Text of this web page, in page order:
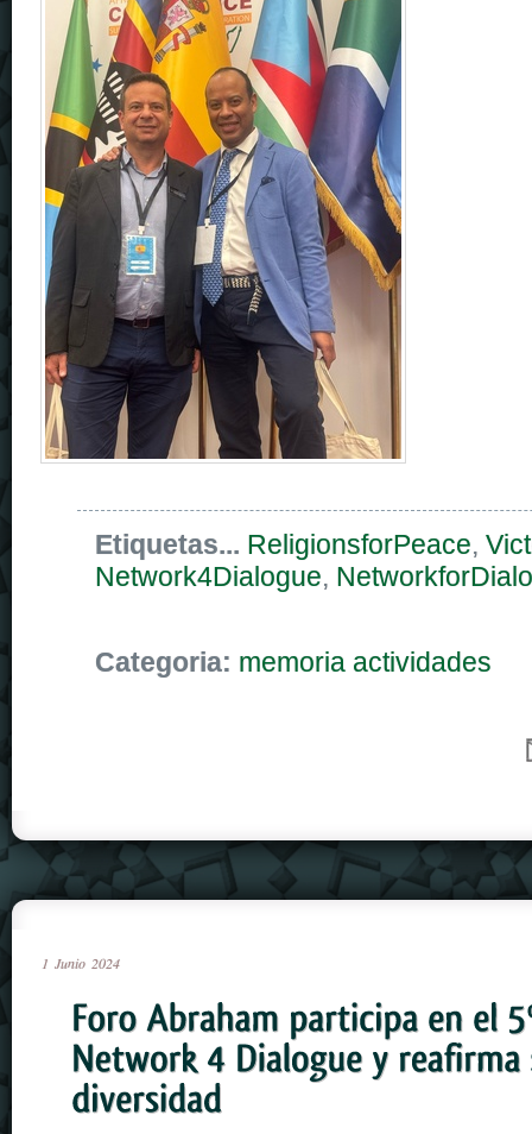
Etiquetas... ReligionsforPeace,
Network4Dialogue,
Categoria: memoria actividades
1 Junio 2024